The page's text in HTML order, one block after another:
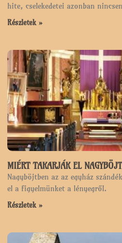
hite, cselekedetei azonban
Részletek »
MIÉRT TAKARJÁK EL
Nagyböjtben az az egyház
el a figyelmünket a lényegről.
Részletek »